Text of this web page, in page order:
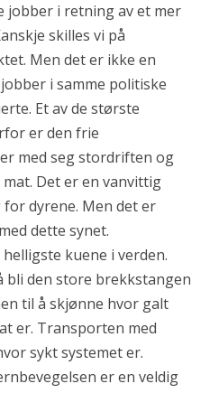
jobber i retning av et mer
skilles vi på
Men det er ikke en
i samme politiske
Et av de største
er den frie
med seg stordriften og
Det er en vanvittig
dyrene. Men det er
dette synet.
kuene i verden.
bli den store brekkstangen
til å skjønne hvor galt
er. Transporten med
sykt systemet er.
er en veldig